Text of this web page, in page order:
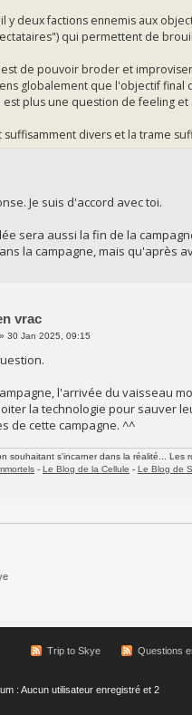
y deux factions ennemis aux
qui permettent de
de pouvoir broder et
globalement que l'objectif
est plus une question de feeling
suffisamment divers et la trame
Je suis d'accord avec toi.
sera aussi la fin de la
la campagne, mais qu'après
vrac
» 30 Jan 2025, 09:15
l'arrivée du vaisseau
la technologie pour sauver
de cette campagne. ^^
souhaitant s'incarner dans la réalité... Les
- Le Blog de la Cellule - Le Blog de
Trip to Skye Questions
: Aucun utilisateur enregistré et 2